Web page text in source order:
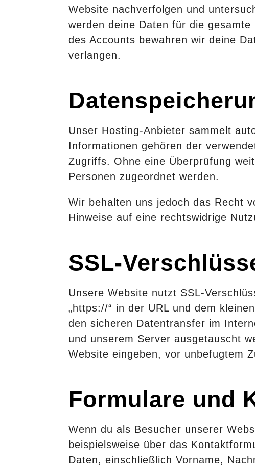
Website nachverfolgen und
werden deine Daten für die
des Accounts bewahren wir deine
verlangen.
Unser Hosting-Anbieter sammelt
Informationen gehören der
Zugriffs. Ohne eine Überprüfung
Personen zugeordnet werden.
Wir behalten uns jedoch das Recht
Hinweise auf eine rechtswidrige
SSL-
Unsere Website nutzt SSL-
„https://“ in der URL und dem
den sicheren Datentransfer im
und unserem Server ausgetauscht
Website eingeben, vor unbefugtem
Formulare und
Wenn du als Besucher unserer
beispielsweise über das
Daten, einschließlich Vorname,